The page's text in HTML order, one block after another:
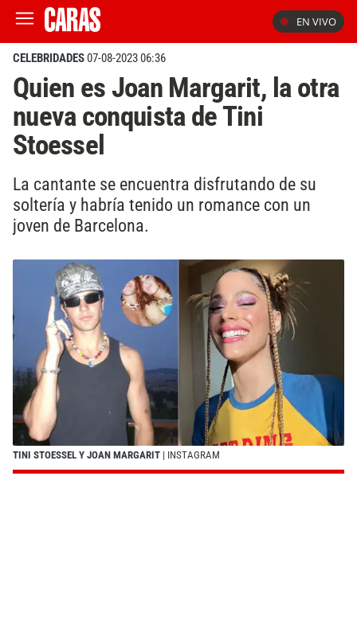
EN VIVO
CELEBRIDADES07-08-2023 06:36
Quien es Joan Margarit, la otra
nueva conquista de Tini
Stoessel
La cantante se encuentra disfrutando de su
soltería y habría tenido un romance con un
joven de Barcelona.
TINI STOESSEL Y JOAN MARGARIT | INSTAGRAM